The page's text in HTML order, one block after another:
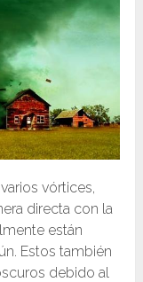
vórtices,
directa con la
están
Estos también
debido al